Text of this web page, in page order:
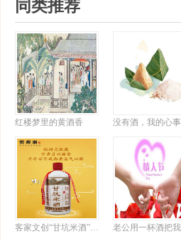
同类推荐
红楼梦里的黄酒香
客家文创“甘坑米酒”上新，或成行业标杆